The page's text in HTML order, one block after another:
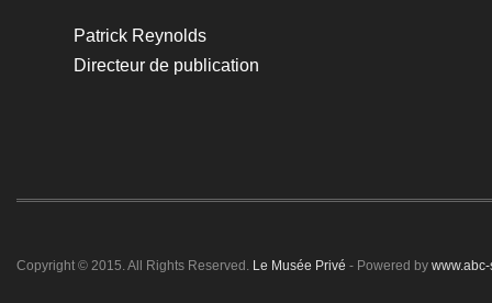
Patrick Reynolds
Directeur de publication
Copyright © 2015. All Rights Reserved. Le Musée Privé - Powered by